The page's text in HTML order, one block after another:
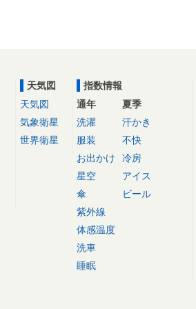
天気図
天気図
気象衛星
世界衛星
指数情報
通年
洗濯
服装
お出かけ
星空
傘
紫外線
体感温度
洗車
睡眠
夏季
汗かき
不快
冷房
アイス
ビール